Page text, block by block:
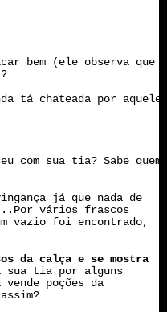
bem (ele observa que
tá chateada por aquele
com sua tia? Sabe quem
já que nada de
vários frascos
vazio foi encontrado,
da calça e se mostra
sua tia por alguns
poções da